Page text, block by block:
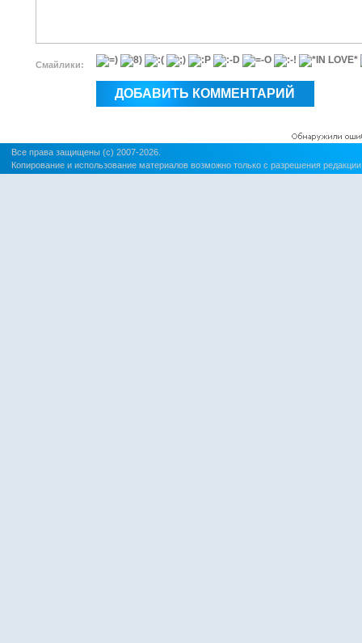
Смайлики:
Все права защищены (c) 2007-2026.
Копирование и использование материалов возможно только с разрешения